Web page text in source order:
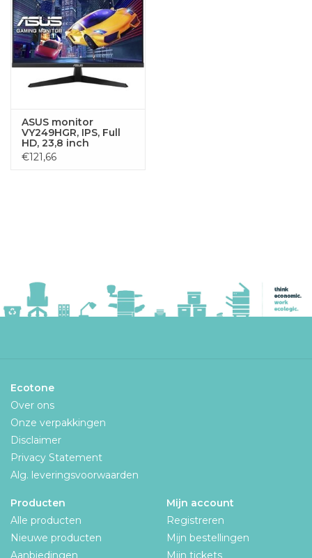
ASUS monitor
VY249HGR, IPS, Full
HD, 23,8 inch
€121,66
Ecotone
Over ons
Onze verpakkingen
Disclaimer
Privacy Statement
Alg. leveringsvoorwaarden
Producten
Alle producten
Nieuwe producten
Aanbiedingen
Mijn account
Registreren
Mijn bestellingen
Mijn tickets